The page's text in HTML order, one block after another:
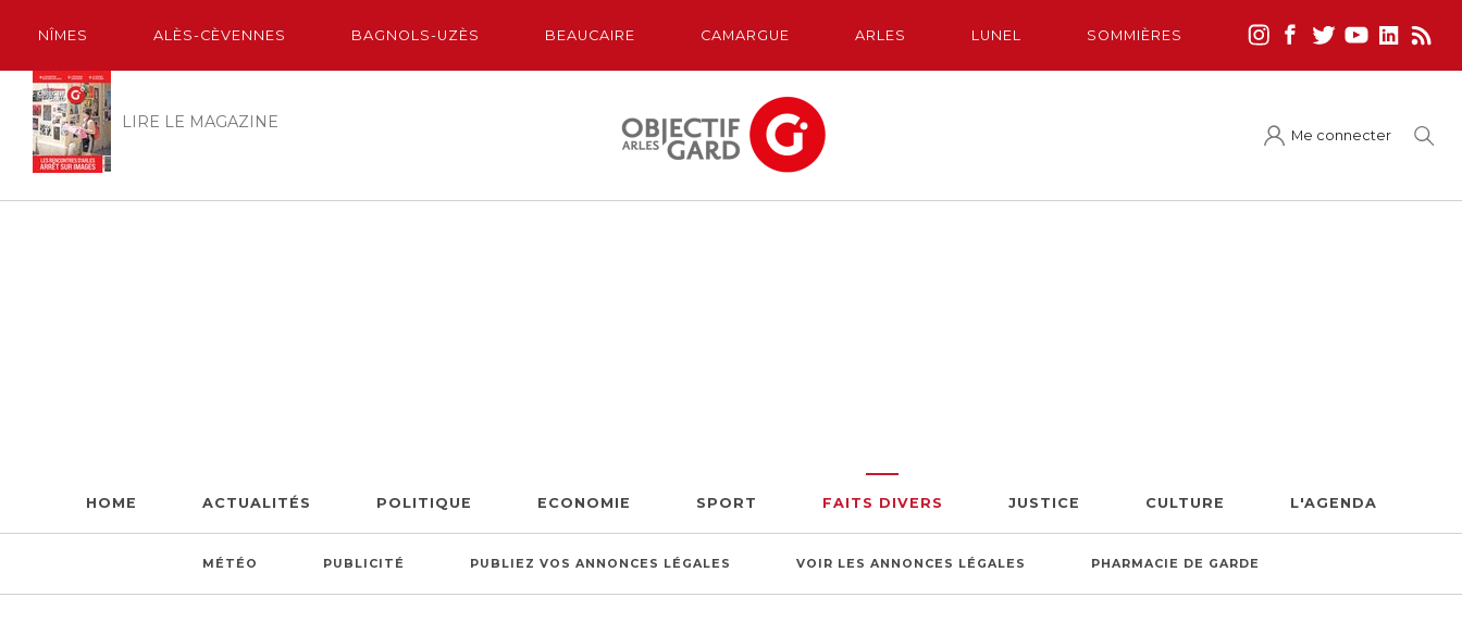
NÎMES ALÈS-CÈVENNES BAGNOLS-UZÈS BEAUCAIRE CAMARGUE ARLES LUNEL SOMMIÈRES
LIRE LE MAGAZINE
Me connecter
HOME ACTUALITÉS POLITIQUE ECONOMIE SPORT FAITS DIVERS JUSTICE CULTURE L'AGENDA
MÉTÉO PUBLICITÉ PUBLIEZ VOS ANNONCES LÉGALES VOIR LES ANNONCES LÉGALES PHARMACIE DE GARDE